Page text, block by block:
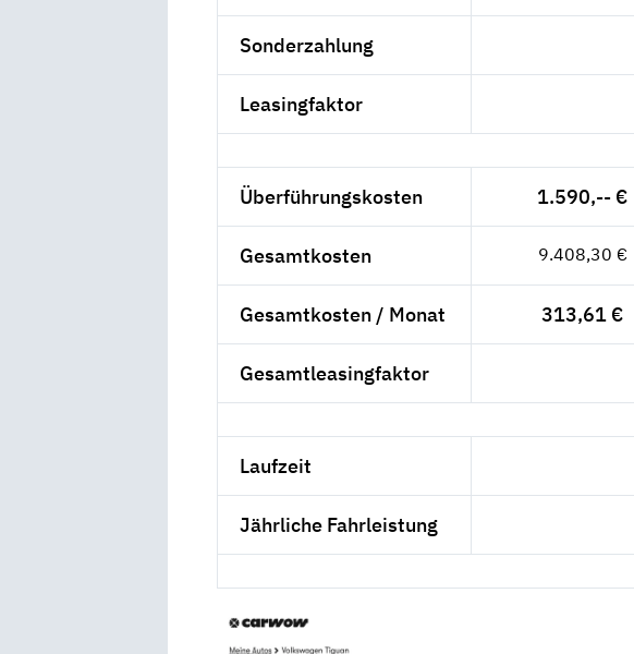
Sonderzahlung
Leasingfaktor
Überführungskosten 1.590,-- €
Gesamtkosten 9.408,30 €
Gesamtkosten / Monat 313,61 €
Gesamtleasingfaktor
Laufzeit
Jährliche Fahrleistung